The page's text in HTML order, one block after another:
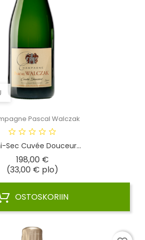
Pascal Walczak
Sec Cuvée Douceur...
198,00 €Hinta
(33,00 € plo)
OSTOSKORIIN